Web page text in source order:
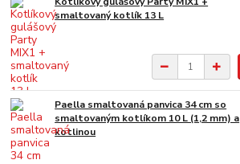
smaltovaný kotlík 13 L
Paella smaltovaná panvica 34 cm so
smaltovaným kotlíkom 10 L (1,2 mm) a
kotlinou